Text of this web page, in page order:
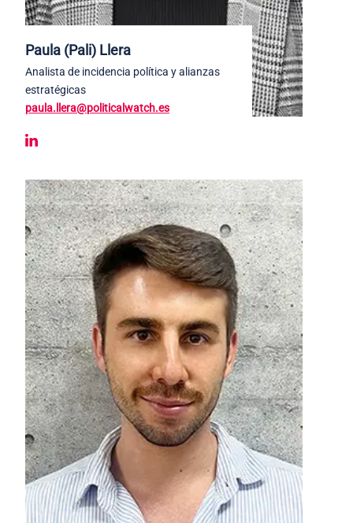
Paula (Pali) Llera
Analista de incidencia política y alianzas
estratégicas
paula.llera@politicalwatch.es